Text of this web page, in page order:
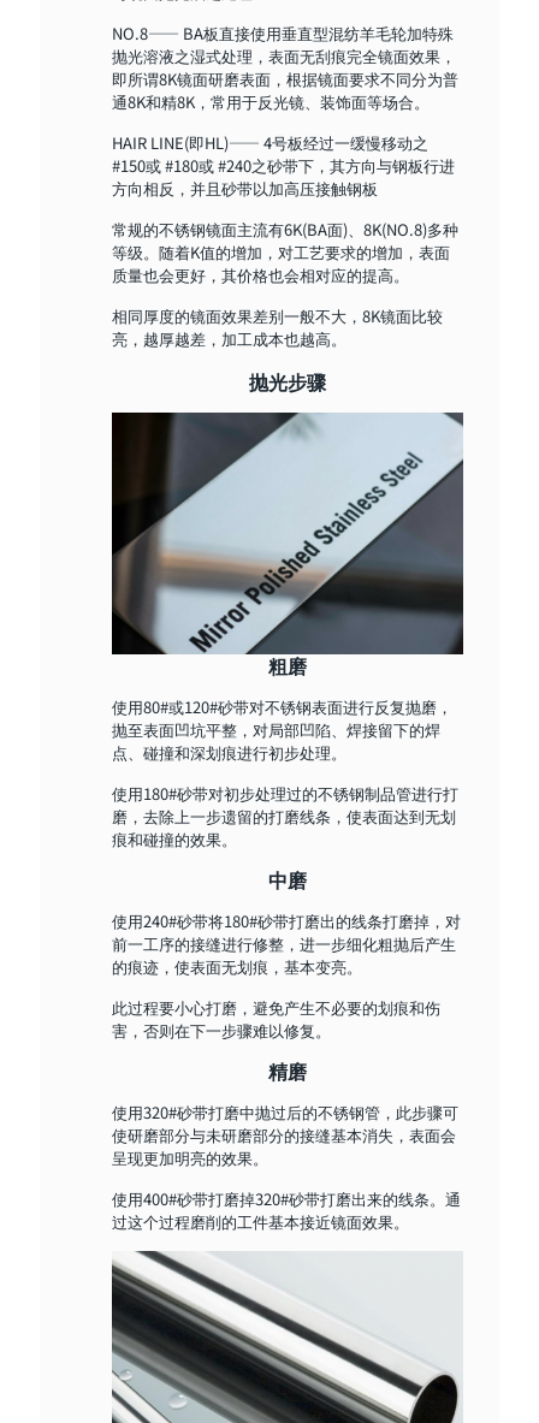
NO.8—— BA板直接使用垂直型混纺羊毛轮加特殊
抛光溶液之湿式处理，表面无刮痕完全镜面效果，
即所谓8K镜面研磨表面，根据镜面要求不同分为普
通8K和精8K，常用于反光镜、装饰面等场合。
HAIR LINE(即HL)—— 4号板经过一缓慢移动之
#150或 #180或 #240之砂带下，其方向与钢板行进
方向相反，并且砂带以加高压接触钢板
常规的不锈钢镜面主流有6K(BA面)、8K(NO.8)多种
等级。随着K值的增加，对工艺要求的增加，表面
质量也会更好，其价格也会相对应的提高。
相同厚度的镜面效果差别一般不大，8K镜面比较
亮，越厚越差，加工成本也越高。
抛光步骤
粗磨
使用80#或120#砂带对不锈钢表面进行反复抛磨，
抛至表面凹坑平整，对局部凹陷、焊接留下的焊
点、碰撞和深划痕进行初步处理。
使用180#砂带对初步处理过的不锈钢制品管进行打
磨，去除上一步遗留的打磨线条，使表面达到无划
痕和碰撞的效果。
中磨
使用240#砂带将180#砂带打磨出的线条打磨掉，对
前一工序的接缝进行修整，进一步细化粗抛后产生
的痕迹，使表面无划痕，基本变亮。
此过程要小心打磨，避免产生不必要的划痕和伤
害，否则在下一步骤难以修复。
精磨
使用320#砂带打磨中抛过后的不锈钢管，此步骤可
使研磨部分与未研磨部分的接缝基本消失，表面会
呈现更加明亮的效果。
使用400#砂带打磨掉320#砂带打磨出来的线条。通
过这个过程磨削的工件基本接近镜面效果。